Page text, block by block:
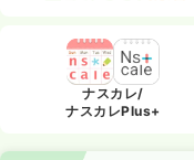
ナスカレ/
ナスカレPlus+